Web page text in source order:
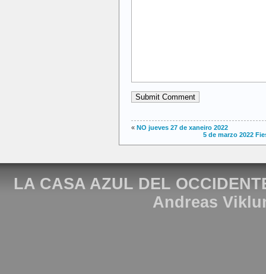
« NO jueves 27 de xaneiro 2022
5 de marzo 2022
LA CASA AZUL DEL
Andreas